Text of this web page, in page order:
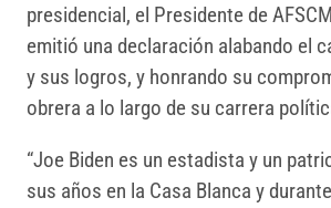
presidencial, el Presidente de
emitió una declaración alabando el
y sus logros, y honrando su
obrera a lo largo de su carrera
“Joe Biden es un estadista y un
sus años en la Casa Blanca y